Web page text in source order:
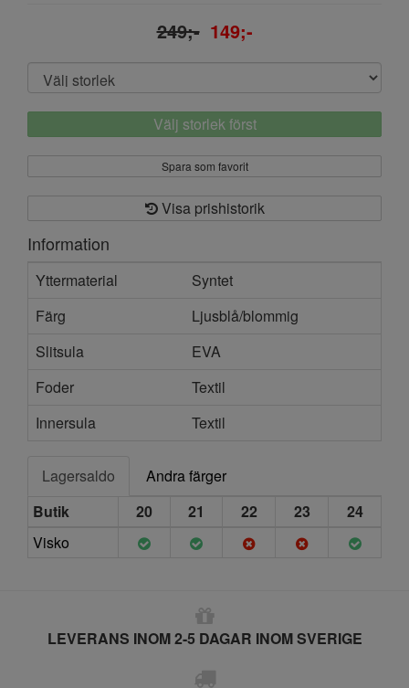
249;- 149;-
Välj storlek först
Spara som favorit
Visa prishistorik
Information
Yttermaterial
Syntet
Färg
Ljusblå/blommig
Slitsula
EVA
Foder
Textil
Innersula
Textil
Lagersaldo
Andra färger
Butik
20 21 22 23
24
Visko
LEVERANS INOM 2-5 DAGAR INOM SVERIGE